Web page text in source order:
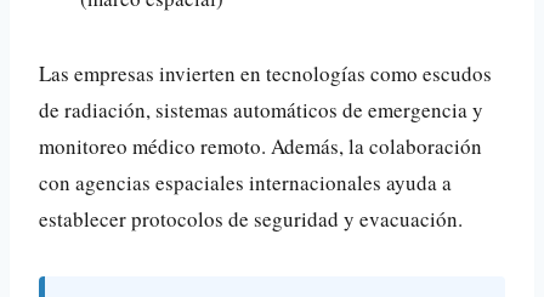
Las empresas invierten en tecnologías como escudos
de radiación, sistemas automáticos de emergencia y
monitoreo médico remoto. Además, la colaboración
con agencias espaciales internacionales ayuda a
establecer protocolos de seguridad y evacuación.